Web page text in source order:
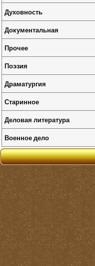
Духовность
Документальная
Прочее
Поэзия
Драматургия
Старинное
Деловая литература
Военное дело